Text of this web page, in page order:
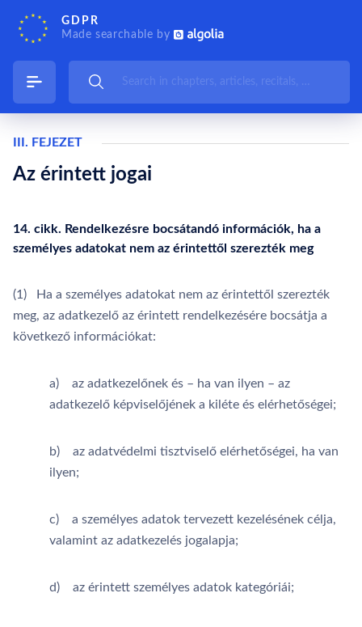
GDPR
Made searchable by
III. FEJEZET
Az érintett jogai
14. cikk. Rendelkezésre bocsátandó információk, ha a
személyes adatokat nem az érintettől szerezték meg
(1) Ha a személyes adatokat nem az érintettől szerezték
meg, az adatkezelő az érintett rendelkezésére bocsátja a
következő információkat:
a) az adatkezelőnek és – ha van ilyen – az
adatkezelő képviselőjének a kiléte és elérhetőségei;
b) az adatvédelmi tisztviselő elérhetőségei, ha van
ilyen;
c) a személyes adatok tervezett kezelésének célja,
valamint az adatkezelés jogalapja;
d) az érintett személyes adatok kategóriái;